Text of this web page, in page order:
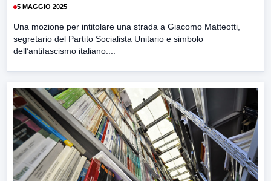
5 MAGGIO 2025
Una mozione per intitolare una strada a Giacomo Matteotti,
segretario del Partito Socialista Unitario e simbolo
dell’antifascismo italiano....